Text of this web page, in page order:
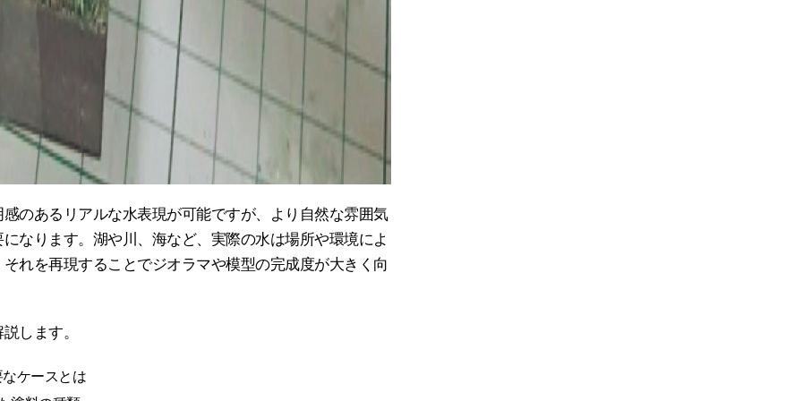
のあるリアルな水表現が可能ですが、より自然な雰囲気
なります。湖や川、海など、実際の水は場所や環境によ
れを再現することでジオラマや模型の完成度が大きく向
します。
ケースとは